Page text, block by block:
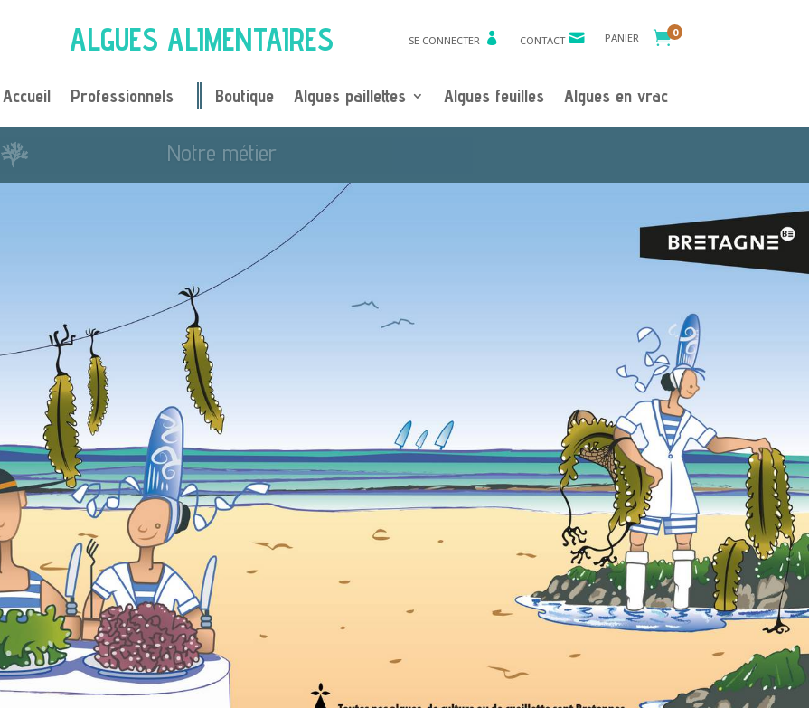
ALGUES ALIMENTAIRES SE CONNECTER CONTACT PANIER 0
Accueil Professionnels Boutique Algues paillettes Algues feuilles Algues en vrac
Je cuisine avec des algues